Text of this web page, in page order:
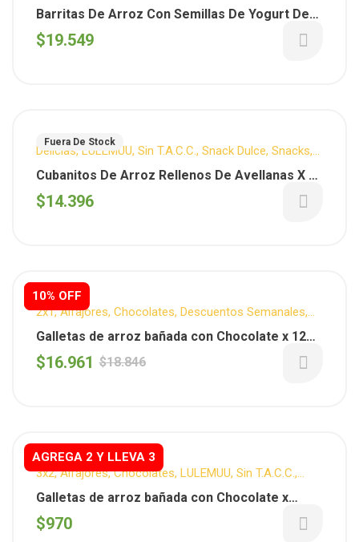
Verano
Barritas De Arroz Con Semillas De Yogurt De
Frutilla x 20 Unidades (Lulemuu)
$19.549
Fuera De Stock
Delicias, LULEMUU, Sin T.A.C.C. , Snack Dulce, Snacks,
Vuelta al cole
Cubanitos De Arroz Rellenos De Avellanas X 20
Unidades ( Repop )
$14.396
2x1
10% OFF
2x1,Alfajores, Chocolates, Descuentos Semanales,
LULEMUU ,Sin T.A.C.C. ,Snack Dulce,Snacks,Vuelta al
Galletas de arroz bañada con Chocolate x 12
Unidades (Lulemuu)
$18.846
$16.961
AGREGA 2 Y LLEVA 3
3x2,Alfajores,Chocolates, LULEMUU, Sin T.A.C.C. ,
Snack Dulce, Snacks , Vuelta al cole
Galletas de arroz bañada con Chocolate x
$970